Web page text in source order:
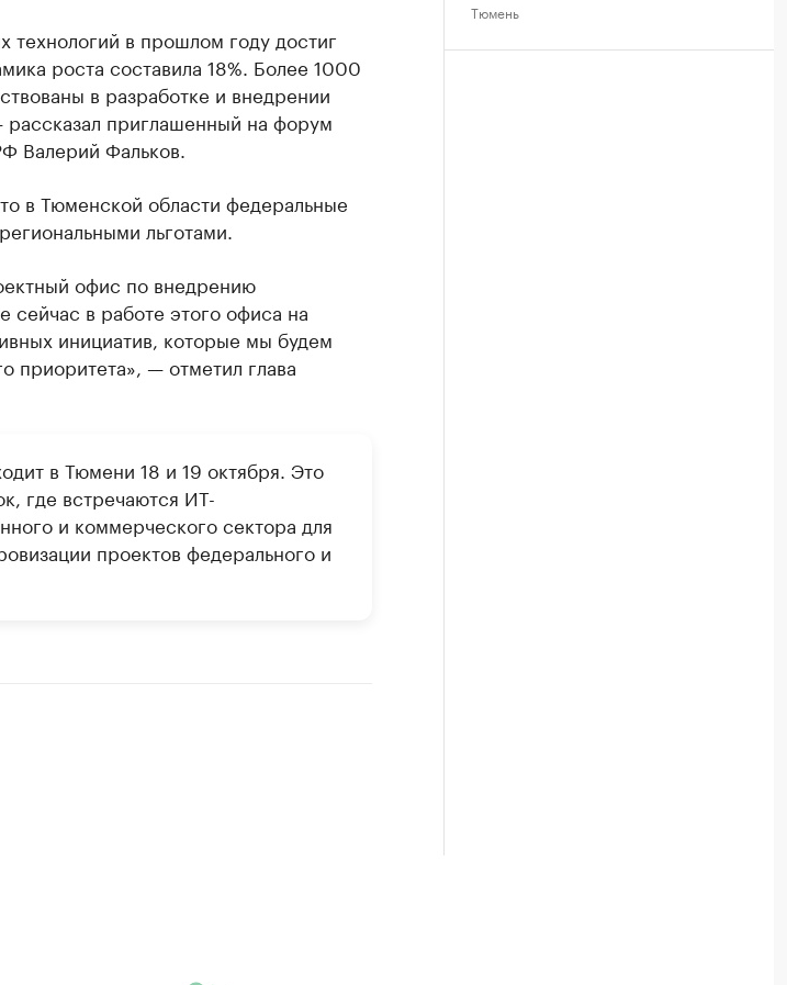
в прошлом году достиг
роста составила 18%. Более 1000
в разработке и внедрении
рассказал приглашенный на форум
Валерий Фальков.
в Тюменской области федеральные
льготами.
офис по внедрению
сейчас в работе этого офиса на
инициатив, которые мы будем
приоритета», — отметил глава
в Тюмени 18 и 19 октября. Это
где встречаются ИТ-
и коммерческого сектора для
проектов федерального и
Тюмень